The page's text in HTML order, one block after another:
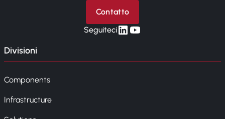
Contatto
Seguitecilinkedin
yt
Divisioni
Components
Infrastructure